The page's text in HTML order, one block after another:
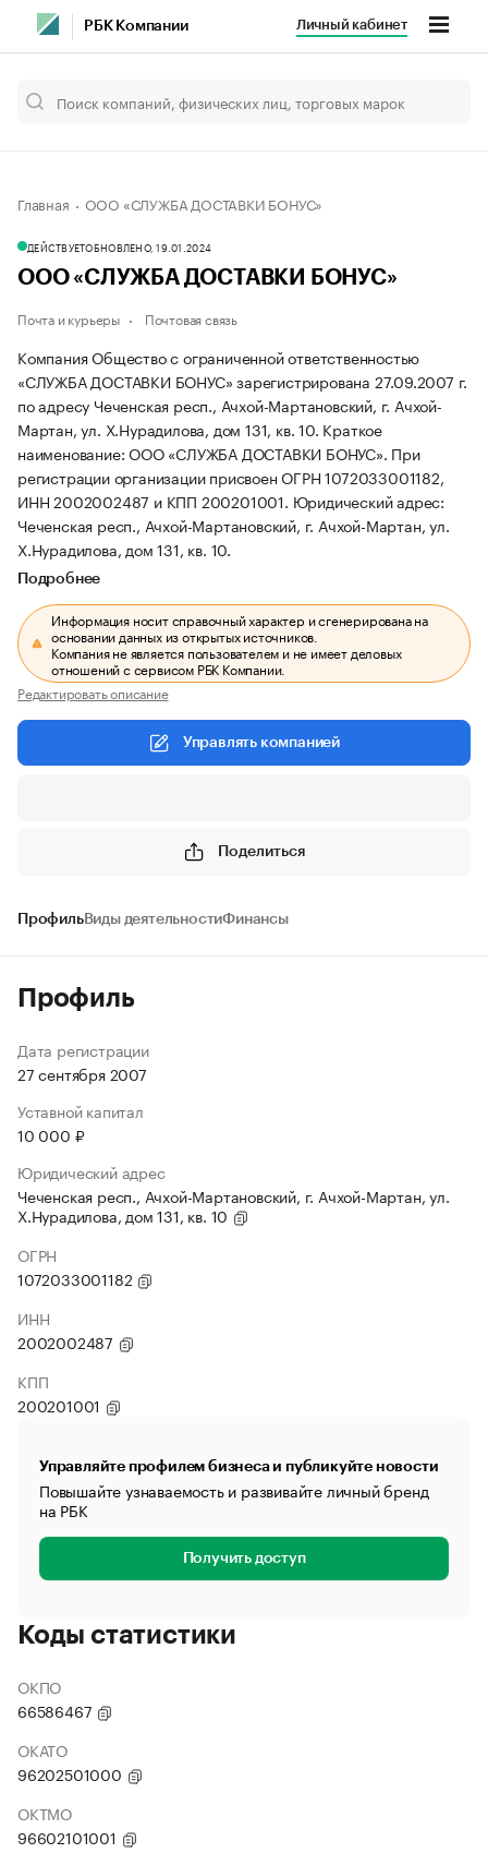
РБК Компании Личный кабинет
Главная ООО «СЛУЖБА ДОСТАВКИ БОНУС»
ДЕЙСТВУЕТОБНОВЛЕНО, 19.01.2024
ООО «СЛУЖБА ДОСТАВКИ БОНУС»
Почта и курьеры Почтовая связь
Компания Общество с ограниченной ответственностью
«СЛУЖБА ДОСТАВКИ БОНУС» зарегистрирована 27.09.2007 г.
по адресу Чеченская респ., Ачхой-Мартановский, г. Ачхой-
Мартан, ул. Х.Нурадилова, дом 131, кв. 10. Краткое
наименование: ООО «СЛУЖБА ДОСТАВКИ БОНУС». При
регистрации организации присвоен ОГРН 1072033001182,
ИНН 2002002487 и КПП 200201001. Юридический адрес:
Чеченская респ., Ачхой-Мартановский, г. Ачхой-Мартан, ул.
Х.Нурадилова, дом 131, кв. 10.
Подробнее
Информация носит справочный характер и сгенерирована на
основании данных из открытых источников.
Компания не является пользователем и не имеет деловых
отношений с сервисом РБК Компании.
Редактировать описание
Управлять компанией
Поделиться
ПрофильВиды деятельностиФинансы
Профиль
Дата регистрации
27 сентября 2007
Уставной капитал
10 000 ₽
Юридический адрес
Чеченская респ., Ачхой-Мартановский, г. Ачхой-Мартан, ул.
Х.Нурадилова, дом 131, кв. 10
ОГРН
1072033001182
ИНН
2002002487
КПП
200201001
Управляйте профилем бизнеса и публикуйте новости
Повышайте узнаваемость и развивайте личный бренд
на РБК
Получить доступ
Коды статистики
ОКПО
66586467
ОКАТО
96202501000
ОКТМО
96602101001